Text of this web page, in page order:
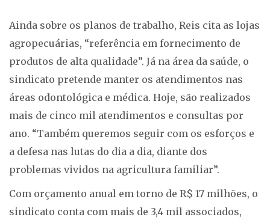
Ainda sobre os planos de trabalho, Reis cita as lojas
agropecuárias, “referência em fornecimento de
produtos de alta qualidade”. Já na área da saúde, o
sindicato pretende manter os atendimentos nas
áreas odontológica e médica. Hoje, são realizados
mais de cinco mil atendimentos e consultas por
ano. “Também queremos seguir com os esforços e
a defesa nas lutas do dia a dia, diante dos
problemas vividos na agricultura familiar”.
Com orçamento anual em torno de R$ 17 milhões, o
sindicato conta com mais de 3,4 mil associados,